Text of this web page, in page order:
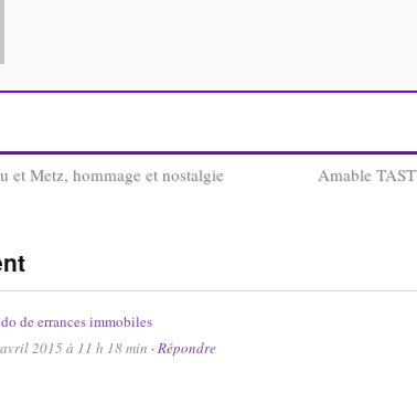
et Metz, hommage et nostalgie
Amable
de errances immobiles
2015 à 11 h 18 min ·Répondre